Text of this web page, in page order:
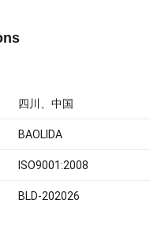
四川、中国
BAOLIDA
ISO9001:2008
BLD-202026